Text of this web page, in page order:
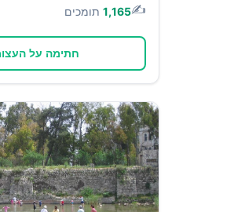
✍️
1,165 תומכים
חתימה על